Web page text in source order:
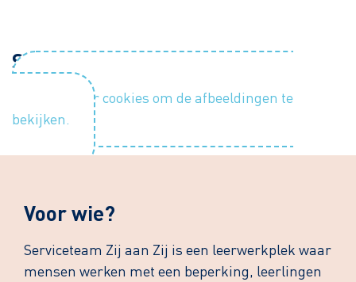
Sfeerimpressie
Accepteer cookies om de afbeeldingen te
bekijken.
Voor wie?
Serviceteam Zij aan Zij is een leerwerkplek waar
mensen werken met een beperking, leerlingen